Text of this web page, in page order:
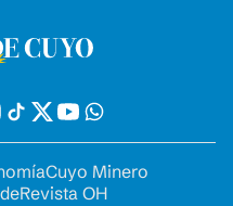
Cuyo Minero
Revista OH